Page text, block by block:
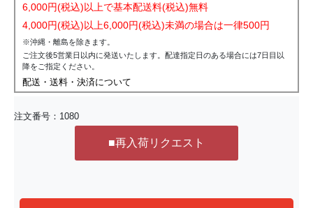
6,000円(税込)以上で基本配送料(税込)無料
4,000円(税込)以上6,000円(税込)未満の場合は一律500円
※沖縄・離島を除きます。
ご注文後5営業日以内に発送いたします。配達指定日のある場合には7日目以
降をご指定ください。
配送・送料・決済について
注文番号： 1080